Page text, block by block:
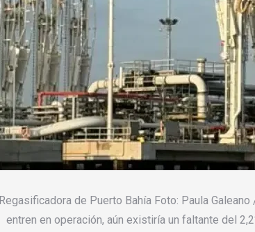
Regasificadora de Puerto Bahía Foto: Paula
entren en operación, aún existiría un faltante del